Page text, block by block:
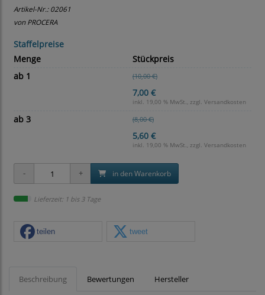
Artikel-Nr.:02061
von PROCERA
Staffelpreise
Menge
Stückpreis
ab 1
(10,00 €)
7,00 €
inkl. 19,00 % MwSt., zzgl. Versandkosten
ab 3 (8,00 €)
5,60 €
inkl. 19,00 % MwSt., zzgl. Versandkosten
in den Warenkorb
Lieferzeit: 1 bis 3 Tage
teilen tweet
Beschreibung Bewertungen Hersteller